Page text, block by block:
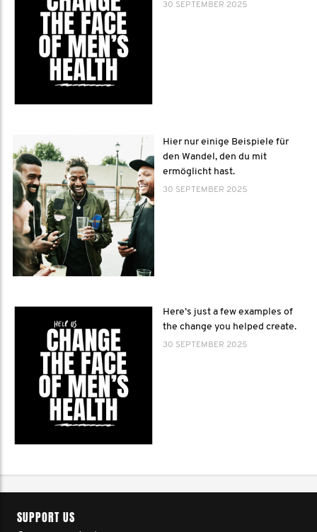
30 SEPTEMBER 2025
Hier nur einige Beispiele für
den Wandel, den du mit
ermöglicht hast.
30 SEPTEMBER 2025
Here’s just a few examples of
the change you helped create.
30 SEPTEMBER 2025
SUPPORT US